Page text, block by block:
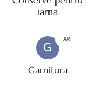
iarna
G
Garnitura
88